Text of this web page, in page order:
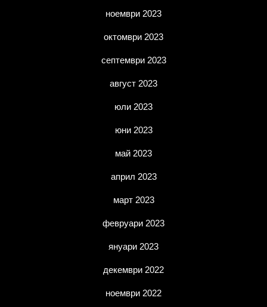
ноември 2023
октомври 2023
септември 2023
август 2023
юли 2023
юни 2023
май 2023
април 2023
март 2023
февруари 2023
януари 2023
декември 2022
ноември 2022